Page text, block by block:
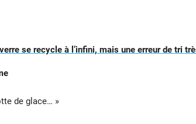
se recycle à l’infini, mais une erreur de tri
de glace… »